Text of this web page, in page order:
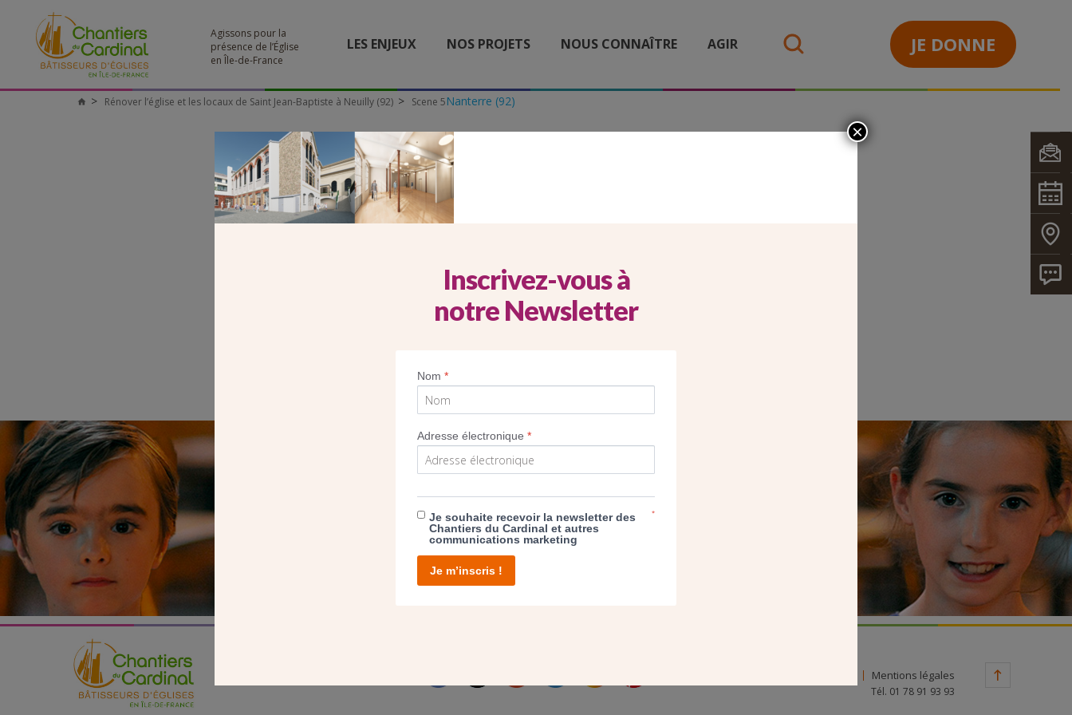
Agissons pour la
présence de l’Église
en Île-de-France
LES ENJEUX NOS PROJETS NOUS CONNAÎTRE AGIR JE DONNE
Chantiers
Nanterre (92)
Rénover l’église et les locaux de Saint Jean-Baptiste à Neuilly (92) Scene 5
salle paroissiale Eglise Saint Jean Baptiste Neuilly
SEUL VOTRE DON
NOUS PERMET D’AGIR
facebook twitter youtube linkedin instagram
Mentions légales
Tél. 01 78 91 93 93
Inscrivez-vous à
notre Newsletter
Nom*
Adresse électronique*
Je souhaite recevoir la newsletter des
Chantiers du Cardinal et autres
communications marketing
*
Je m’inscris !
×